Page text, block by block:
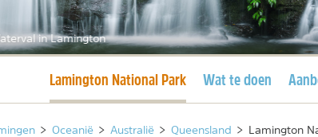
in Lamington
Huidige pagina
Lamington National Park Wat te doen
> Oceanië > Australië > Queensland > Lamington